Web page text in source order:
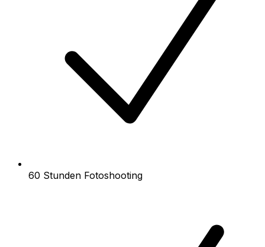
60 Stunden Fotoshooting